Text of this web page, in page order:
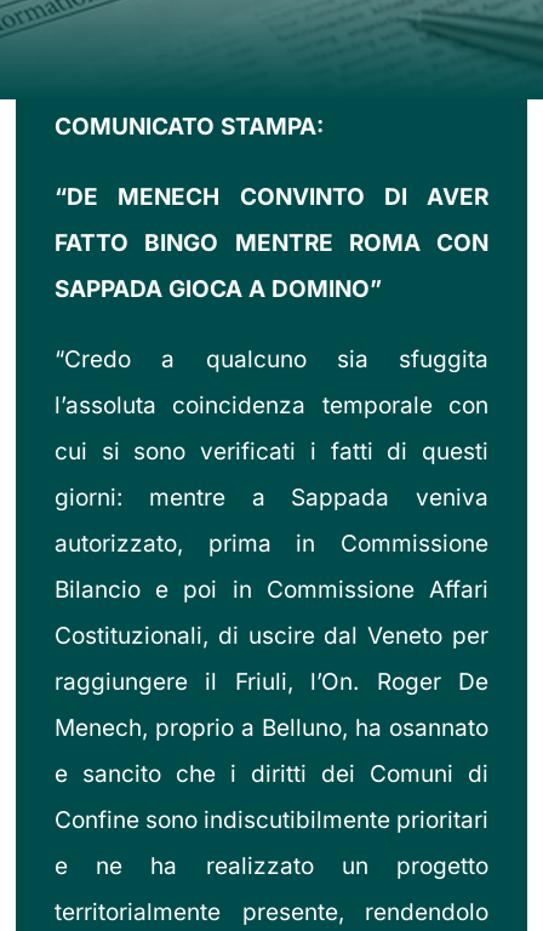
Contatti
COMUNICATO STAMPA:
“DE MENECH CONVINTO DI AVER
FATTO BINGO MENTRE ROMA CON
SAPPADA GIOCA A DOMINO”
“Credo a qualcuno sia sfuggita
l’assoluta coincidenza temporale con
cui si sono verificati i fatti di questi
giorni: mentre a Sappada veniva
autorizzato, prima in Commissione
Bilancio e poi in Commissione Affari
Costituzionali, di uscire dal Veneto per
raggiungere il Friuli, l’On. Roger De
Menech, proprio a Belluno, ha osannato
e sancito che i diritti dei Comuni di
Confine sono indiscutibilmente prioritari
e ne ha realizzato un progetto
territorialmente presente, rendendolo